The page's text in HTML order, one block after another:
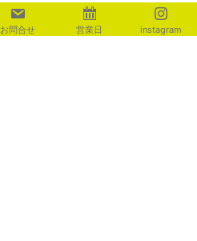
足元を優しく照らす ライティ
ング演出
お問合せ 営業日 instagram